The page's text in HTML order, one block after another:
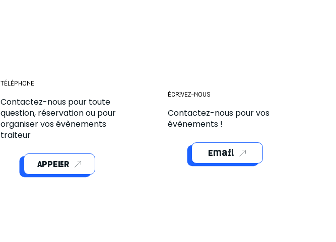
Contactez-nous pour toute
question, réservation ou pour
organiser vos évènements
traiteur
TÉLÉPHONE
APPELER
Contactez-nous pour vos
évènements !
ÉCRIVEZ-NOUS
Email